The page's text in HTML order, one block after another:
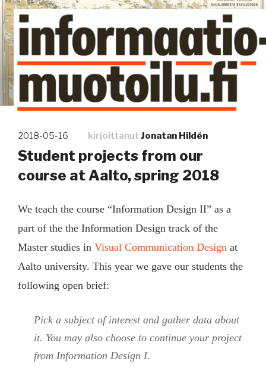
Siirry
sisältöön
Kuinka tieto tehdään näkyväksi
Julkaistu
2018-05-16 kirjoittanut Jonatan Hildén
Student projects from our
course at Aalto, spring 2018
We teach the course “Information Design II” as a
part of the the Information Design track of the
Master studies in Visual Communication Design at
Aalto university. This year we gave our students the
following open brief:
Pick a subject of interest and gather data about
it. You may also choose to continue your project
from Information Design I.